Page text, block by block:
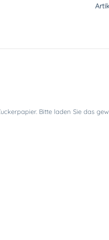
Bitte laden Sie das